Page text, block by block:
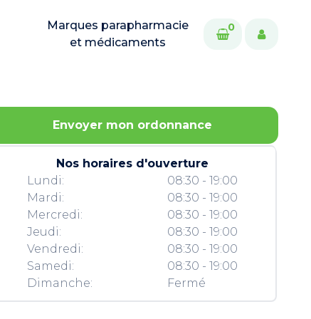
Marques parapharmacie
et médicaments
0
Envoyer mon ordonnance
Nos horaires d'ouverture
Lundi:
Mardi:
Mercredi:
Jeudi:
Vendredi:
Samedi:
Dimanche:
08:30 - 19:00
08:30 - 19:00
08:30 - 19:00
08:30 - 19:00
08:30 - 19:00
08:30 - 19:00
Fermé